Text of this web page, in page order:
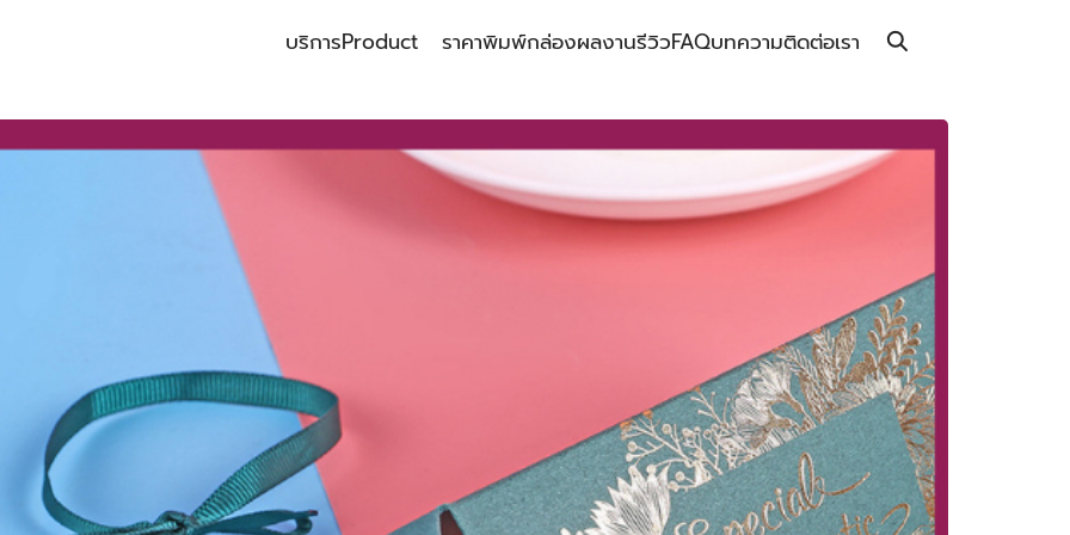
บริการProduct ราคาพิมพ์กล่องผลงานรีวิวFAQบทความติดต่อเรา